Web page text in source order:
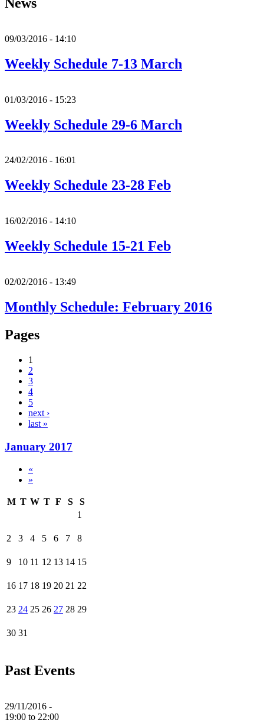
09/03/2016 - 14:10
Weekly Schedule 7-13 March
01/03/2016 - 15:23
Weekly Schedule 29-6 March
24/02/2016 - 16:01
Weekly Schedule 23-28 Feb
16/02/2016 - 14:10
Weekly Schedule 15-21 Feb
02/02/2016 - 13:49
Monthly Schedule: February 2016
Pages
1
2
3
4
5
next ›
last »
January 2017
«
»
M T W T F S
S
1
2 3 4 5 6 7 8
9 10 11 12 13 14 15
16 17 18 19 20 21 22
23 24 25 26 27 28 29
30 31
Past Events
29/11/2016 -
19:00 to 22:00